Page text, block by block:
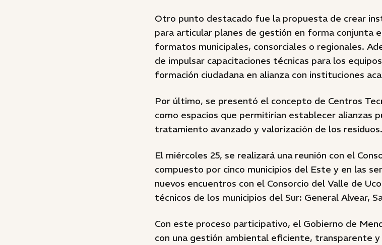
Otro punto destacado fue la propuesta de crear
para articular planes de gestión en forma conjunta
formatos municipales, consorciales o regionales.
de impulsar capacitaciones técnicas para los
formación ciudadana en alianza con instituciones
Por último, se presentó el concepto de Centros
como espacios que permitirían establecer alianzas
tratamiento avanzado y valorización de los residuos.
El miércoles 25, se realizará una reunión con el
compuesto por cinco municipios del Este y en las
nuevos encuentros con el Consorcio del Valle de
técnicos de los municipios del Sur: General Alvear,
Con este proceso participativo, el Gobierno de
con una gestión ambiental eficiente, transparente